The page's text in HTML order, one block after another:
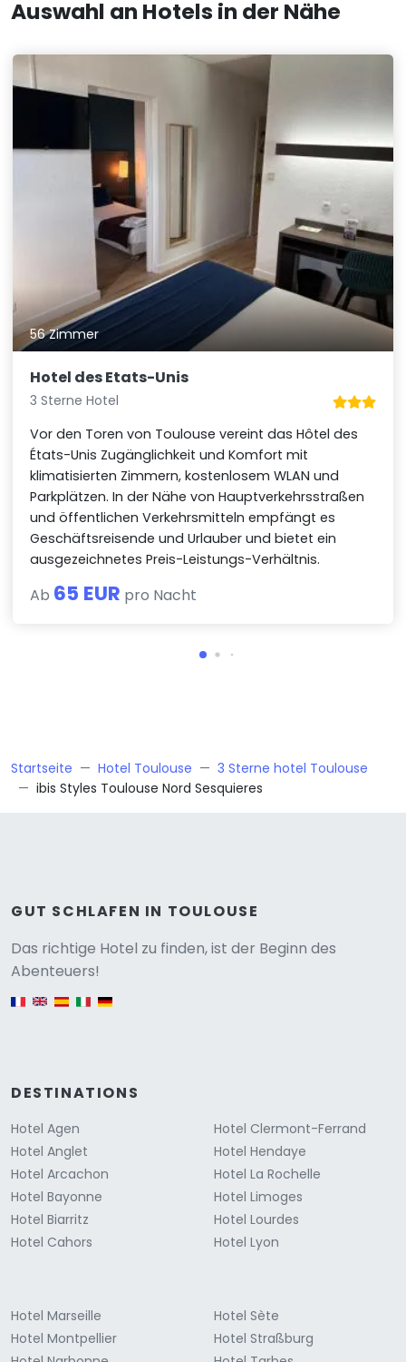
Auswahl an Hotels in der Nähe
56 Zimmer
Hotel des Etats-Unis
3 Sterne Hotel
Vor den Toren von Toulouse vereint das Hôtel des
États-Unis Zugänglichkeit und Komfort mit
klimatisierten Zimmern, kostenlosem WLAN und
Parkplätzen. In der Nähe von Hauptverkehrsstraßen
und öffentlichen Verkehrsmitteln empfängt es
Geschäftsreisende und Urlauber und bietet ein
ausgezeichnetes Preis-Leistungs-Verhältnis.
Ab 65 EUR pro Nacht
Startseite Hotel Toulouse
3 Sterne hotel Toulouse
ibis Styles Toulouse Nord Sesquieres
GUT SCHLAFEN IN TOULOUSE
Das richtige Hotel zu finden, ist der Beginn des
Abenteuers!
English version
DESTINATIONS
Hotel Agen
Hotel Anglet
Hotel Arcachon
Hotel Bayonne
Hotel Biarritz
Hotel Cahors
Hotel Clermont-Ferrand
Hotel Hendaye
Hotel La Rochelle
Hotel Limoges
Hotel Lourdes
Hotel Lyon
Hotel Marseille
Hotel Montpellier
Hotel Sète
Hotel Straßburg